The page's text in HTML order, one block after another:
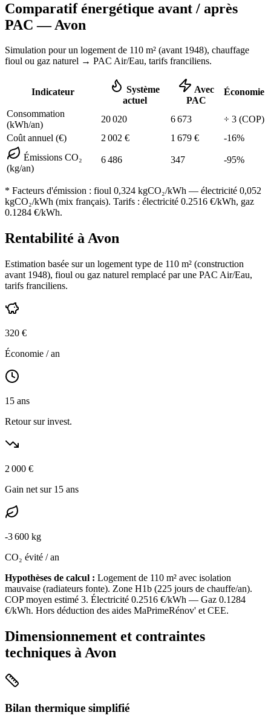
Comparatif énergétique avant / après
PAC —Avon
Simulation pour un logement de 110 m² (avant 1948), chauffage
fioul ou gaz naturel → PAC Air/Eau, tarifs franciliens.
Indicateur
Système
actuel
Avec
PAC
Économie
Consommation
(kWh/an)
20 020 6 673 ÷ 3 (COP)
Coût annuel (€)
2 002 € 1 679 € -16%
Émissions CO₂
(kg/an)
6 486 347 -95%
* Facteurs d'émission : fioul 0,324 kgCO₂/kWh — électricité 0,052
kgCO₂/kWh (mix français). Tarifs : électricité 0.2516 €/kWh, gaz
0.1284 €/kWh.
Rentabilité àAvon
Estimation basée sur un logement type de 110 m² (construction
avant 1948), fioul ou gaz naturel remplacé par une PAC Air/Eau,
tarifs franciliens.
320 €
Économie / an
15 ans
Retour sur invest.
2 000 €
Gain net sur 15 ans
-3 600 kg
CO₂ évité / an
Hypothèses de calcul : Logement de 110 m² avec isolation
mauvaise (radiateurs fonte). Zone H1b (225 jours de chauffe/an).
COP moyen estimé 3. Électricité 0.2516 €/kWh — Gaz 0.1284
€/kWh. Hors déduction des aides MaPrimeRénov' et CEE.
Dimensionnement et contraintes
techniques à Avon
Bilan thermique simplifié